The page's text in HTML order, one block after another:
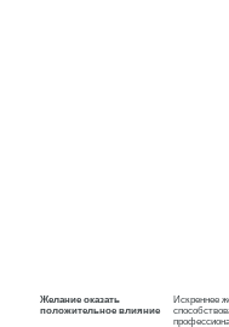
Желание оказать
положительное влияние
Искреннее